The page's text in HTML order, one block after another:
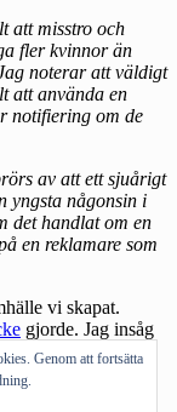
att misstro och
fler kvinnor än
noterar att väldigt
att använda en
notifiering om de
av att ett sjuårigt
yngsta någonsin i
det handlat om en
en reklamare som
vi skapat.
gjorde. Jag insåg
med
Genom att fortsätta